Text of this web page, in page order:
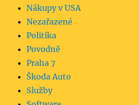
Nákupy v USA
Nezařazené
Politika
Povodně
Praha 7
Škoda Auto
Služby